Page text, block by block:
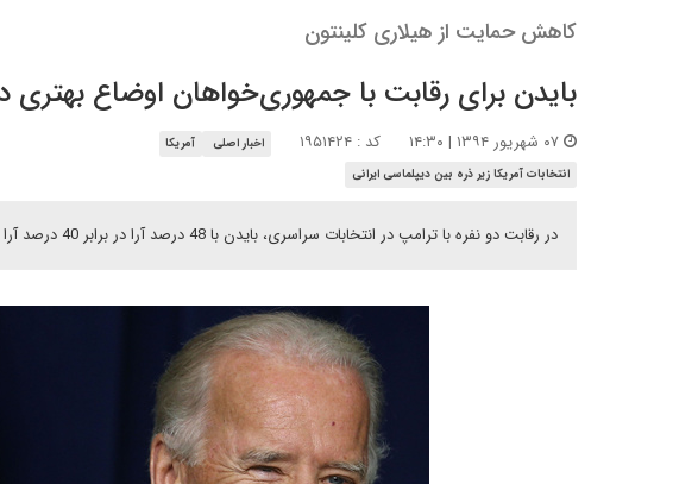
کاهش حمایت از هیلاری کلینتون
بایدن برای رقابت با جمهوری‌خواهان اوضاع بهتری
کد : ۱۹۵۱۴۲۴ اخبار اصلی
آمریکا
انتخابات آمریکا زیر ذره بین دیپلماسی ایرانی
در رقابت دو نفره با ترامپ در انتخابات سراسری، بایدن با 48 درصد آرا در برابر 40 درصد آرا پیشتاز است.